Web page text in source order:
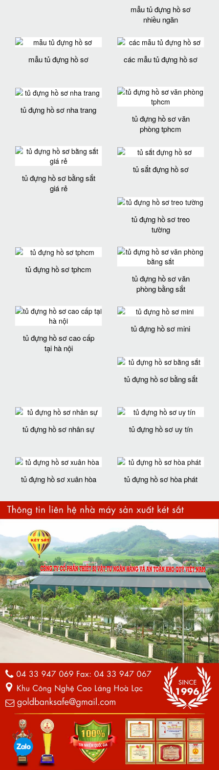
mẫu tủ đựng hồ sơ
nhiều ngăn
mẫu tủ đựng hồ sơ các mẫu tủ đựng hồ sơ
tủ đựng hồ sơ nha trang
tủ đựng hồ sơ văn
phòng tphcm
tủ đựng hồ sơ bằng sắt
giá rẻ
tủ sắt đựng hồ sơ
tủ đựng hồ sơ treo
tường
tủ đựng hồ sơ tphcm
tủ đựng hồ sơ văn
phòng bằng sắt
tủ đựng hồ sơ cao cấp
tại hà nội
tủ đựng hồ sơ mini
tủ đựng hồ sơ bằng sắt
tủ đựng hồ sơ nhân sự tủ đựng hồ sơ uy tín
tủ đựng hồ sơ xuân hòa tủ đựng hồ sơ hòa phát